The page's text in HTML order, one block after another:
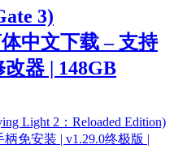
3)
中文下载 – 支持
器 | 148GB